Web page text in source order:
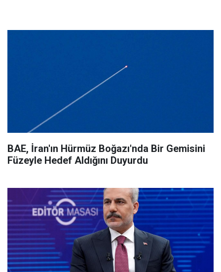
BAE, İran'ın Hürmüz Boğazı'nda Bir Gemisini
Füzeyle Hedef Aldığını Duyurdu